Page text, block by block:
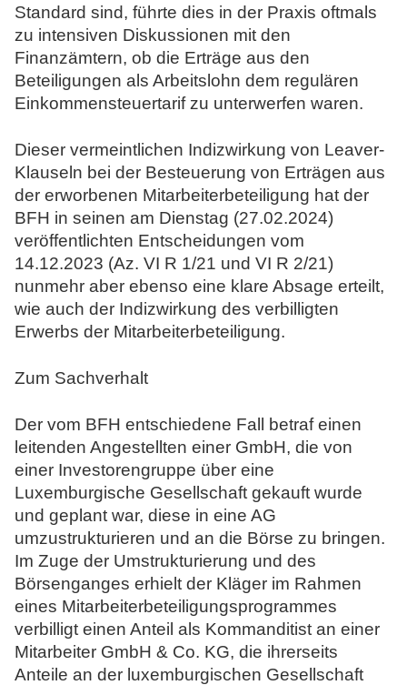
Standard sind, führte dies in der Praxis oftmals
zu intensiven Diskussionen mit den
Finanzämtern, ob die Erträge aus den
Beteiligungen als Arbeitslohn dem regulären
Einkommensteuertarif zu unterwerfen waren.
Dieser vermeintlichen Indizwirkung von Leaver-
Klauseln bei der Besteuerung von Erträgen aus
der erworbenen Mitarbeiterbeteiligung hat der
BFH in seinen am Dienstag (27.02.2024)
veröffentlichten Entscheidungen vom
14.12.2023 (Az. VI R 1/21 und VI R 2/21)
nunmehr aber ebenso eine klare Absage erteilt,
wie auch der Indizwirkung des verbilligten
Erwerbs der Mitarbeiterbeteiligung.
Zum Sachverhalt
Der vom BFH entschiedene Fall betraf einen
leitenden Angestellten einer GmbH, die von
einer Investorengruppe über eine
Luxemburgische Gesellschaft gekauft wurde
und geplant war, diese in eine AG
umzustrukturieren und an die Börse zu bringen.
Im Zuge der Umstrukturierung und des
Börsenganges erhielt der Kläger im Rahmen
eines Mitarbeiterbeteiligungsprogrammes
verbilligt einen Anteil als Kommanditist an einer
Mitarbeiter GmbH & Co. KG, die ihrerseits
Anteile an der luxemburgischen Gesellschaft